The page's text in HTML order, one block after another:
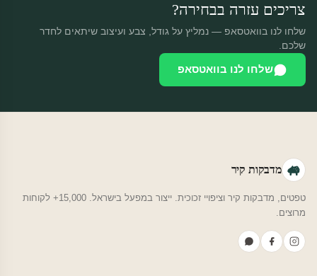
צריכים עזרה בבחירה?
שלחו לנו בוואטסאפ — נמליץ על גודל, צבע ועיצוב שיתאים לחדר
שלכם.
שלחו לנו בוואטסאפ
מדבקות קיר
טפטים, מדבקות קיר וציפויי זכוכית. ייצור במפעל בישראל. 15,000+ לקוחות
מרוצים.